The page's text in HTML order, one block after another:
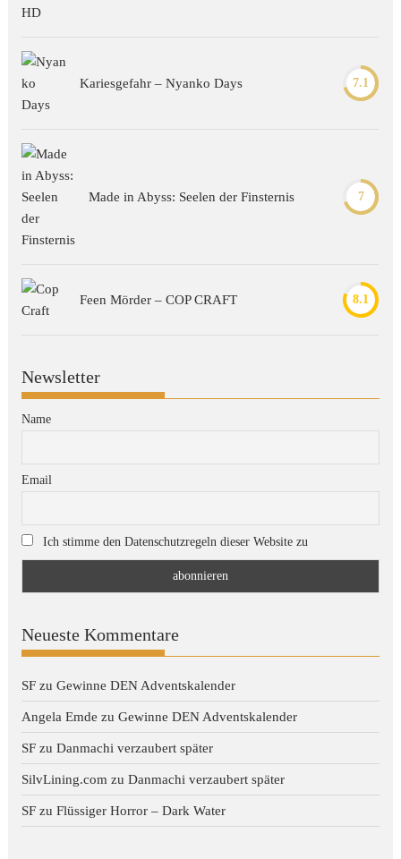
Kariesgefahr – Nyanko Days 7.1
Made in Abyss: Seelen der Finsternis 7
Feen Mörder – COP CRAFT 8.1
Newsletter
Name
Email
Ich stimme den Datenschutzregeln dieser Website zu
Neueste Kommentare
SF zuGewinne DEN Adventskalender
Angela Emde zuGewinne DEN Adventskalender
SF zuDanmachi verzaubert später
SilvLining.com zuDanmachi verzaubert später
SF zuFlüssiger Horror – Dark Water